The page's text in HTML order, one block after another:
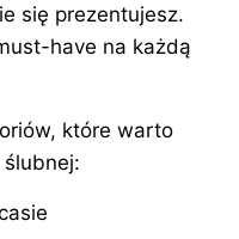
się prezentujesz.
have na każdą
które warto
ślubnej: